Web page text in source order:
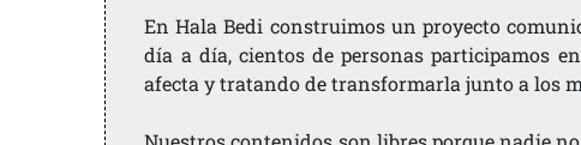
En Hala Bedi construimos un proyecto
día a día, cientos de personas participamos
afecta y tratando de transformarla junto a los